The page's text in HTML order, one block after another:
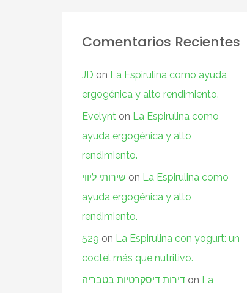
Comentarios Recientes
JD on La Espirulina como ayuda
ergogénica y alto rendimiento.
Evelynt on La Espirulina como
ayuda ergogénica y alto
rendimiento.
שירותי ליווי on La Espirulina como
ayuda ergogénica y alto
rendimiento.
529 on La Espirulina con yogurt: un
coctel más que nutritivo.
דירות דיסקרטיות בטבריה on La